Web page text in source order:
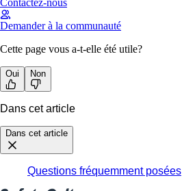
Demander à la communauté
Cette page vous a-t-elle été utile?
Oui Non
Dans cet article
Dans cet article
Questions fréquemment posées